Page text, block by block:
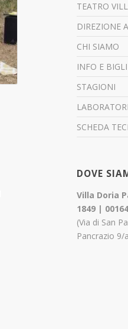
TEATRO
DIREZIONE
CHI SIAMO
INFO E
STAGIONI
LABORATORI
SCHEDA
DOVE
Villa Doria
1849 |
(Via di San
Pancrazio 9/